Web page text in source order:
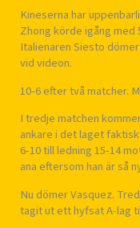
Kineserna har
Zhong körde igång
Italienaren Siesto
vid videon.
10-6 efter två matcher.
I tredje matchen
ankare i det laget
6-10 till ledning 15-14
ana eftersom han är så
Nu dömer Vasquez.
tagit ut ett hyfsat A-lag